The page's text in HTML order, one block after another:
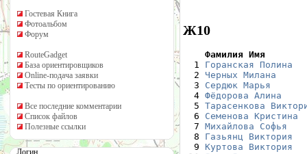
Гостевая Книга
Фотоальбом
Форум
RouteGadget
База ориентировщиков
Online-подача заявки
Тесты по ориентированию
Все последние комментарии
Список файлов
Полезные ссылки
Логин
Ж10
Фамилия Имя
1 Горанская Полина
  2
Черных Милана
  3
Сердюк Марья
  4
Фёдорова Алина
  5
Тарасенкова
  6
Семенова Кристина
  7
Михайлова Софья
  8
Газьянц Виктория
  9
Куртова Виктория